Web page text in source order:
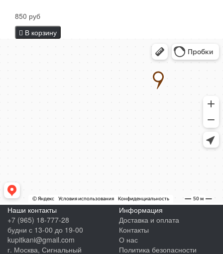
850 руб
В корзину
Наши контакты
+7 (965) 18-777-28
будни с 13-00 до 19-00
kupitkani@gmail.com
г. Москва, Сигнальный
Информация
Доставка и оплата
Контакты
О нас
Политика безопасности